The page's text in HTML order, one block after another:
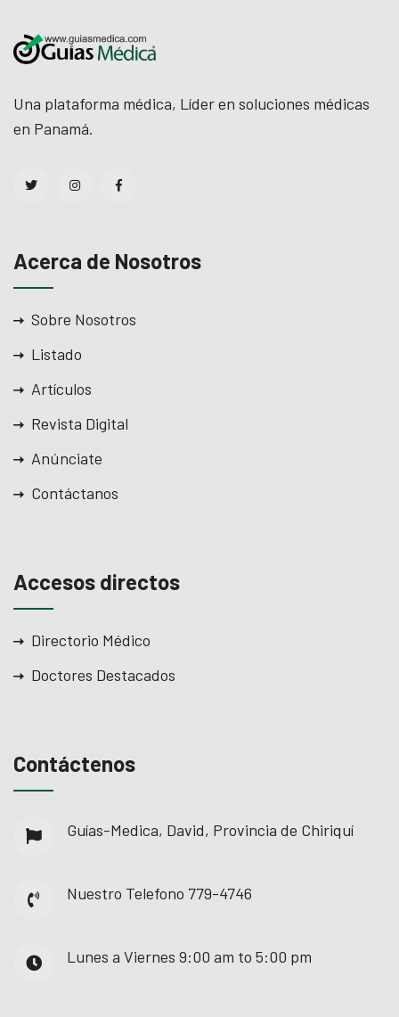
Una plataforma médica, Líder en soluciones médicas
en Panamá.
Acerca de Nosotros
Sobre Nosotros
Listado
Artículos
Revista Digital
Anúnciate
Contáctanos
Accesos directos
Directorio Médico
Doctores Destacados
Contáctenos
Guías-Medica, David, Provincia de Chiriquí
Nuestro Telefono 779-4746
Lunes a Viernes 9:00 am to 5:00 pm